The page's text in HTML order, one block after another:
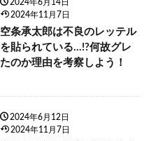
2024年6月14日
2024年11月7日
空条承太郎は不良のレッテル
を貼られている…!?何故グレ
たのか理由を考察しよう！
2024年6月12日
2024年11月7日